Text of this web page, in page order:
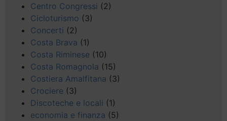
Centro Congressi (2)
Cicloturismo (3)
Concerti (2)
Costa Brava (1)
Costa Riminese (10)
Costa Romagnola (15)
Costiera Amalfitana (3)
Crociere (3)
Discoteche e locali (1)
economia e finanza (5)